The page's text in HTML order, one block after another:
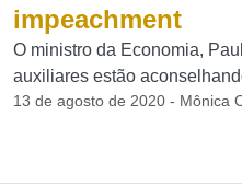
impeachment
O ministro da Economia,
auxiliares estão
13 de agosto de 2020 - Mônica